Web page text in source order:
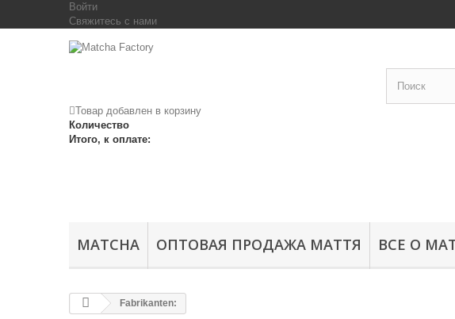
Войти
Свяжитесь с нами
Товар добавлен в корзину
Количество
Итого, к оплате:
MATCHA ОПТОВАЯ ПРОДАЖА МАТТЯ ВСЕ О
Fabrikanten: